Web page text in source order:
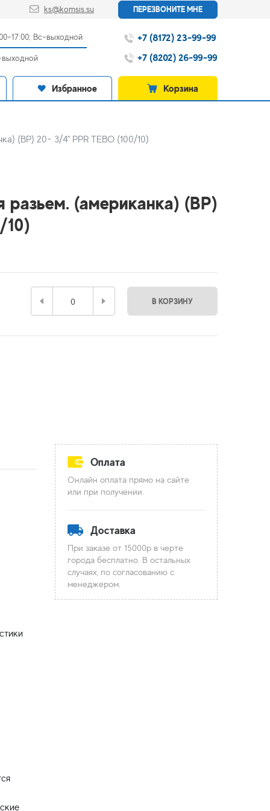
ks@komsis.su ПЕРЕЗВОНИТЕ МНЕ
17:00; Вс-выходной
+7 (8172) 23-99-99
+7 (8202) 26-99-99
Избранное Корзина
(ВР) 20- 3/4" PPR TEBO (100/10)
разьем. (американка) (ВР)
10)
В КОРЗИНУ
Оплата
Онлайн оплата прямо на сайте
или при получении.
Доставка
При заказе от 15000р в черте
города бесплатно. В остальных
случаях, по согласованию с
менеджером.